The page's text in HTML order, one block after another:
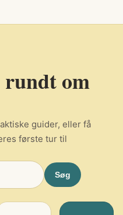
om
guider, eller få
første tur til
Søg